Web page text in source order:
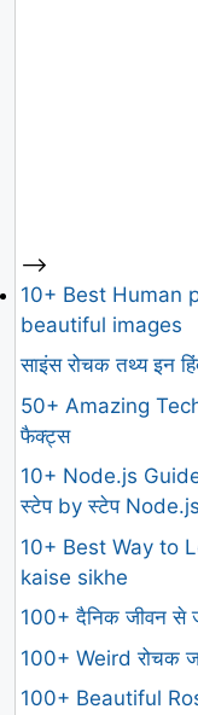
-->
10+ Best Human
beautiful images
साइंस रोचक तथ्य इन
50+ Amazing
फैक्ट्स
10+ Node.js
स्टेप by स्टेप
10+ Best Way to
kaise sikhe
100+ दैनिक जीवन
100+ Weird रोचक
100+ Beautiful